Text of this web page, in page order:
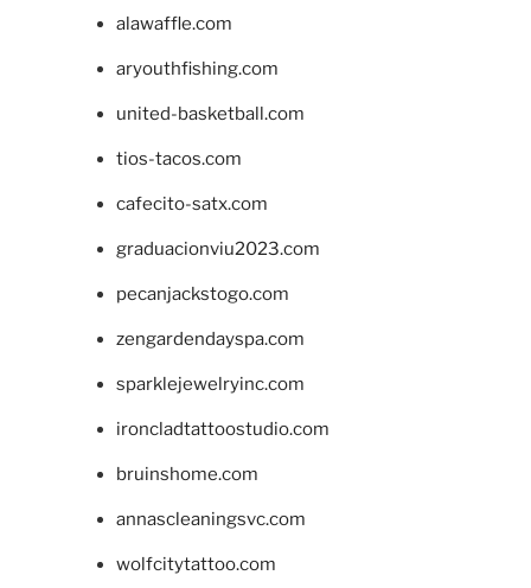
alawaffle.com
aryouthfishing.com
united-basketball.com
tios-tacos.com
cafecito-satx.com
graduacionviu2023.com
pecanjackstogo.com
zengardendayspa.com
sparklejewelryinc.com
ironcladtattoostudio.com
bruinshome.com
annascleaningsvc.com
wolfcitytattoo.com